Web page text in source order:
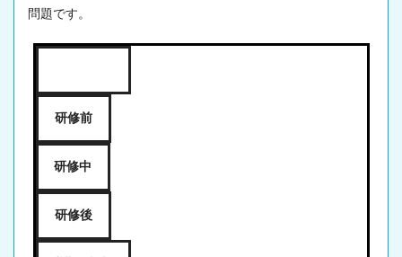
問題です。
研修前
研修中
研修後